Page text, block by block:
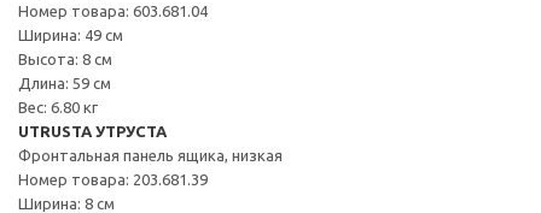
Номер товара: 603.681.04
Ширина: 49 см
Высота: 8 см
Длина: 59 см
Вес: 6.80 кг
UTRUSTA УТРУСТА
Фронтальная панель ящика, низкая
Номер товара: 203.681.39
Ширина: 8 см